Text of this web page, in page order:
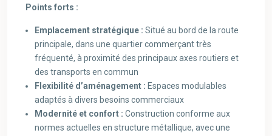
Points forts :
Emplacement stratégique : Situé au bord de la route
principale, dans une quartier commerçant très
fréquenté, à proximité des principaux axes routiers et
des transports en commun
Flexibilité d’aménagement : Espaces modulables
adaptés à divers besoins commerciaux
Modernité et confort : Construction conforme aux
normes actuelles en structure métallique, avec une